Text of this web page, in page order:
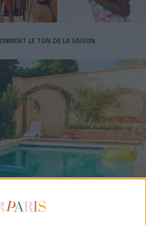
LE TON DE LA SAISON